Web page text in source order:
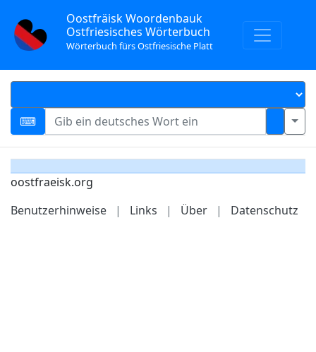
Oostfräisk Woordenbauk
Ostfriesisches Wörterbuch
Wörterbuch fürs Ostfriesische Platt
oostfraeisk.org
Benutzerhinweise
| Links | Über | Datenschutz